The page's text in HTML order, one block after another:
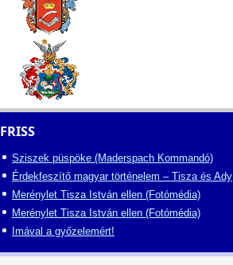
FRISS
Sziszek püspöke (Maderspach Kommandó)
Érdekfeszítő magyar történelem – Tisza és Ady
Merénylet Tisza István ellen (Fotómédia)
Merénylet Tisza István ellen (Fotómédia)
Imával a győzelemért!